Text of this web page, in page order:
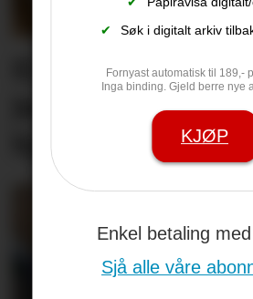
✔
Søk i digitalt arkiv
Fornyast automatisk til 189,-
Inga binding. Gjeld berre nye
KJØP
Enkel betaling
Sjå alle våre
Ei stor drivkraft
Jan Arve hadde
hjarte som